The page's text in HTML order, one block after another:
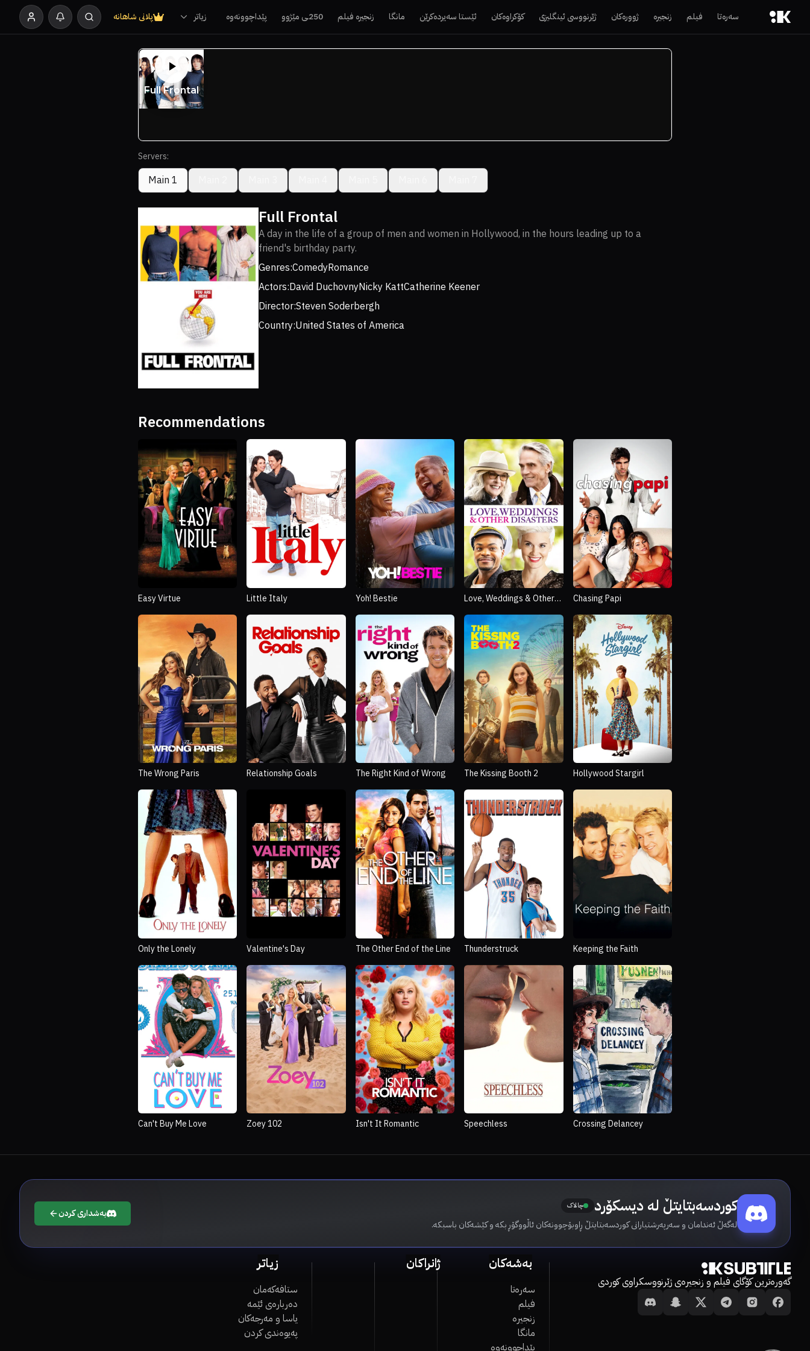
سەرەتا فیلم زنجیرە ژوورەکان ژێرنووسی ئینگلیزی کۆکراوەکان ئێستا سەیردەکرێن مانگا زنجیرە فیلم 250ـی مێژوو پێداچوونەوە زیاتر پلانی شاهانە
Servers:
Main 1
Full Frontal
A day in the life of a group of men and women in Hollywood, in the hours leading up to a
friend's birthday party.
Genres:ComedyRomance
Actors:David DuchovnyNicky KattCatherine Keener
Director:Steven Soderbergh
Country:United States of America
Recommendations
Easy Virtue Little Italy Yoh! Bestie
Love, Weddings & Other
Chasing Papi
The Wrong Paris Relationship Goals The Right Kind of Wrong The Kissing Booth 2 Hollywood Stargirl
Only the Lonely Valentine's Day The Other End of the Line Thunderstruck Keeping the Faith
Can't Buy Me Love Zoey 102 Isn't It Romantic Speechless Crossing Delancey
کوردسەبتایتڵ لە دیسکۆرد چالاک
لەگەڵ ئەندامان و سەرپەرشتیارانی کوردسەبتایتڵ ڕاوبۆچوونەکان ئاڵووگۆڕ بکە و کێشەکان باسبکە.
بەشداری کردن
گەورەترین کۆگای فیلم و زنجیرەی ژێرنووسکراوی کوردی
بەشەکان
سەرەتا
فیلم
زنجیرە
مانگا
پێداچوونەوە
ژانراکان زیاتر
ستافەکەمان
دەربارەی ئێمە
یاسا و مەرجەکان
پەیوەندی کردن